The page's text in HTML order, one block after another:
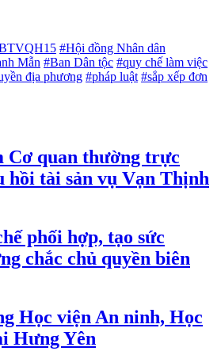
#Hội đồng Nhân dân
Mẫn #Ban Dân tộc #quy chế làm việc
địa phương #pháp luật #sắp xếp đơn
Cơ quan thường trực
hồi tài sản vụ Vạn Thịnh
phối hợp, tạo sức
chắc chủ quyền biên
Học viện An ninh, Học
Hưng Yên